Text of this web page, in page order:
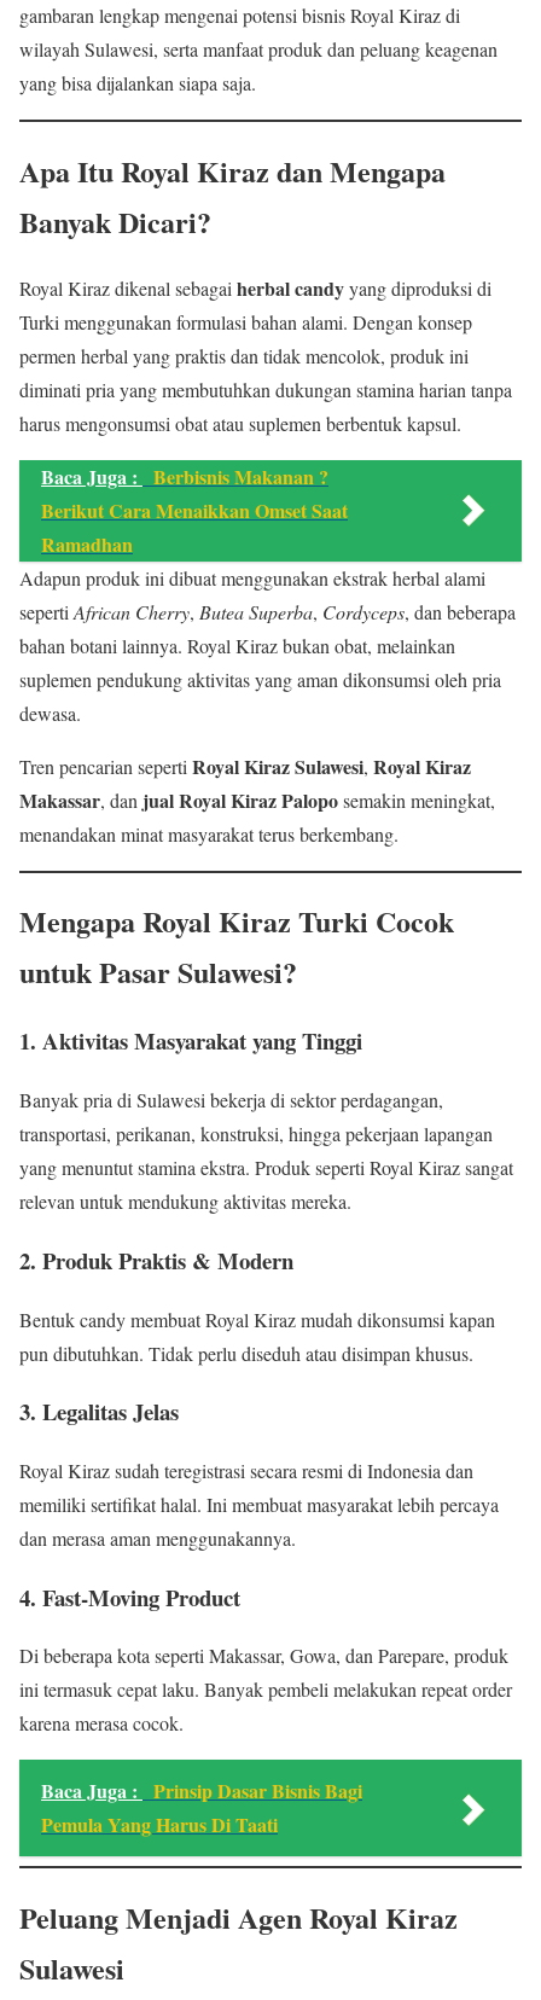
gambaran lengkap mengenai potensi bisnis Royal Kiraz di
wilayah Sulawesi, serta manfaat produk dan peluang keagenan
yang bisa dijalankan siapa saja.
Apa Itu Royal Kiraz dan Mengapa
Banyak Dicari?
Royal Kiraz dikenal sebagai herbal candyyang diproduksi di
Turki menggunakan formulasi bahan alami. Dengan konsep
permen herbal yang praktis dan tidak mencolok, produk ini
diminati pria yang membutuhkan dukungan stamina harian tanpa
harus mengonsumsi obat atau suplemen berbentuk kapsul.
Baca Juga :
Berbisnis Makanan ?
Berikut Cara Menaikkan Omset Saat
Ramadhan
Adapun produk ini dibuat menggunakan ekstrak herbal alami
seperti African Cherry, Butea Superba, Cordyceps, dan beberapa
bahan botani lainnya. Royal Kiraz bukan obat, melainkan
suplemen pendukung aktivitas yang aman dikonsumsi oleh pria
dewasa.
Tren pencarian seperti Royal Kiraz Sulawesi, Royal Kiraz
Makassar, dan jual Royal Kiraz Paloposemakin meningkat,
menandakan minat masyarakat terus berkembang.
Mengapa Royal Kiraz Turki Cocok
untuk Pasar Sulawesi?
1. Aktivitas Masyarakat yang Tinggi
Banyak pria di Sulawesi bekerja di sektor perdagangan,
transportasi, perikanan, konstruksi, hingga pekerjaan lapangan
yang menuntut stamina ekstra. Produk seperti Royal Kiraz sangat
relevan untuk mendukung aktivitas mereka.
2. Produk Praktis & Modern
Bentuk candy membuat Royal Kiraz mudah dikonsumsi kapan
pun dibutuhkan. Tidak perlu diseduh atau disimpan khusus.
3. Legalitas Jelas
Royal Kiraz sudah teregistrasi secara resmi di Indonesia dan
memiliki sertifikat halal. Ini membuat masyarakat lebih percaya
dan merasa aman menggunakannya.
4. Fast-Moving Product
Di beberapa kota seperti Makassar, Gowa, dan Parepare, produk
ini termasuk cepat laku. Banyak pembeli melakukan repeat order
karena merasa cocok.
Baca Juga :
Prinsip Dasar Bisnis Bagi
Pemula Yang Harus Di Taati
Peluang Menjadi Agen Royal Kiraz
Sulawesi